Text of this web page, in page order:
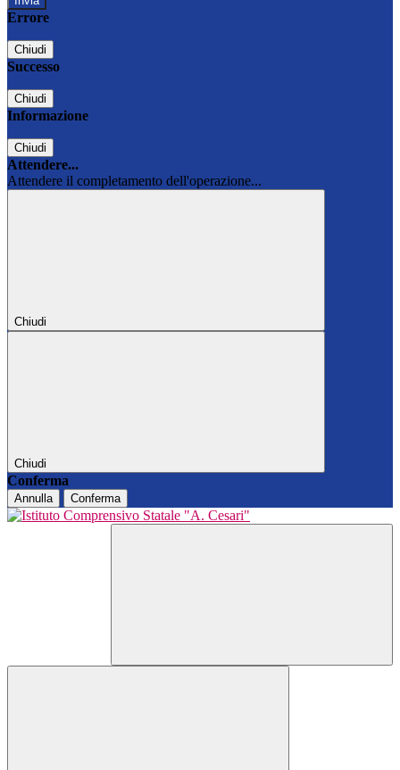
Errore
Chiudi
Successo
Chiudi
Informazione
Chiudi
Attendere...
Attendere il completamento dell'operazione...
Chiudi
Chiudi
Conferma
Annulla Conferma